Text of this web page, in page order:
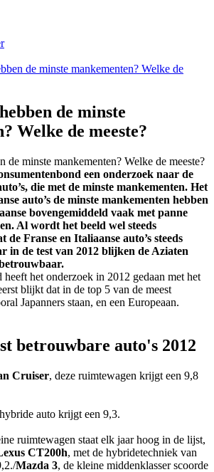
de minste mankementen? Welke de
de minste
Welke de meeste?
een onderzoek naar de
die met de minste mankementen. Het
auto’s de minste mankementen hebben
bovengemiddeld vaak met panne
Al wordt het beeld wel steeds
de Franse en Italiaanse auto’s steeds
in de test van 2012 blijken de Aziaten
het onderzoek in 2012 gedaan met het
blijkt dat in de top 5 van de meest
Japanners staan, en een Europeaan.
betrouwbare auto's 2012
Cruiser, deze ruimtewagen krijgt een 9,8
auto krijgt een 9,3.
ruimtewagen staat elk jaar hoog in de lijst,
CT200h, met de hybridetechniek van
Mazda 3, de kleine middenklasser scoorde